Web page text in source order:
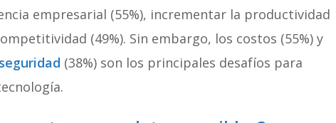
empresarial (55%), incrementar la productividad
(49%). Sin embargo, los costos (55%) y
(38%) son los principales desafíos para